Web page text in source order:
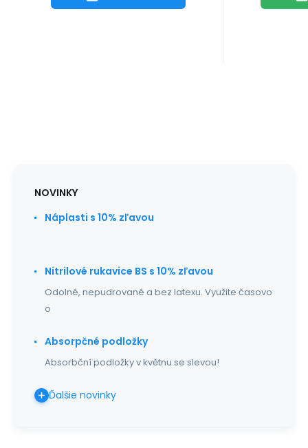
NOVINKY
Náplasti s 10% zľavou
Nitrilové rukavice BS s 10% zľavou
Odolné, nepudrované a bez latexu. Využite časovo
o
Absorpčné podložky
Absorbční podložky v květnu se slevou!
Ďalšie novinky